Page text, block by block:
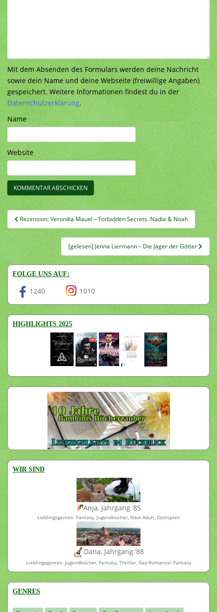
Mit dem Absenden des Formulars werden deine Nachricht
sowie dein Name und deine Webseite (freiwillige Angaben)
gespeichert. Weitere Informationen findest du in der
Datenschutzerklärung.
Name
Website
Beitragsnavigation
Rezension: Veronika Mauel – Forbidden Secrets. Nadia & Noah
[gelesen] Jenna Liermann – Die Jäger der Götter
FOLGE UNS AUF:
1240 1010
HIGHLIGHTS 2025
WIR SIND
Anja, Jahrgang ’85
Lieblingsgenres: Fantasy, Jugendbücher, New Adult, Dystopien
Dana, Jahrgang ’88
Lieblingsgenres: Jugendbücher, Fantasy, Thriller, Gay-Romance/-Fantasy
GENRES